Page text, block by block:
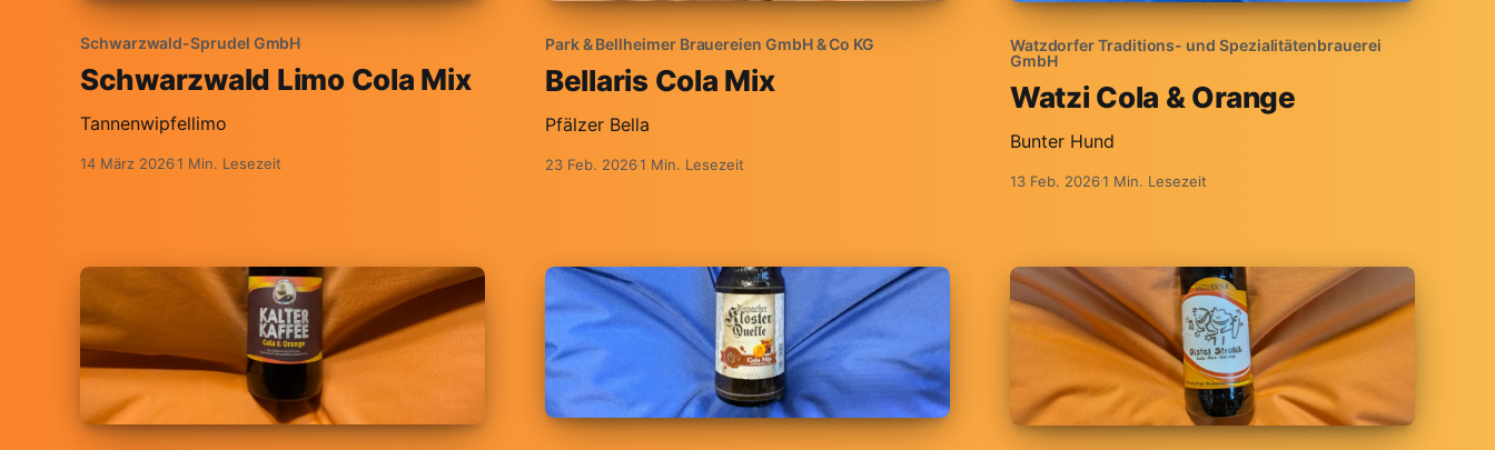
Schwarzwald-Sprudel GmbH
Schwarzwald Limo Cola Mix
Tannenwipfellimo
14 März 20261 Min. Lesezeit
Park & Bellheimer Brauereien GmbH & Co KG
Bellaris Cola Mix
Pfälzer Bella
23 Feb. 20261 Min. Lesezeit
Watzdorfer Traditions- und Spezialitätenbrauerei
GmbH
Watzi Cola & Orange
Bunter Hund
13 Feb. 20261 Min. Lesezeit